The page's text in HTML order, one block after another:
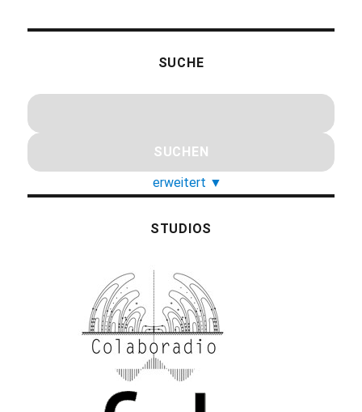
SUCHE
erweitert ▼
STUDIOS